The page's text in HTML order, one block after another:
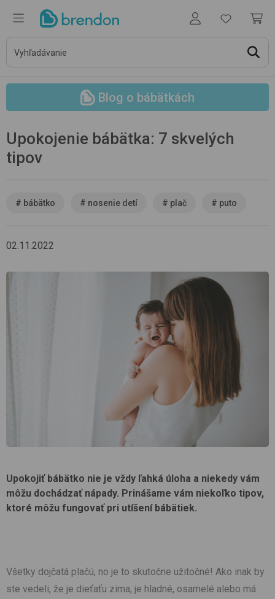
Blog o bábätkách
Upokojenie bábätka: 7 skvelých
tipov
# bábätko # nosenie detí # plač # puto
02.11.2022
Upokojiť bábätko nie je vždy ľahká úloha a niekedy vám
môžu dochádzať nápady. Prinášame vám niekoľko tipov,
ktoré môžu fungovať pri utíšení bábätiek.
Všetky dojčatá plačú, no je to skutočne užitočné! Ako inak by
ste vedeli, že je dieťaťu zima, je hladné, osamelé alebo má